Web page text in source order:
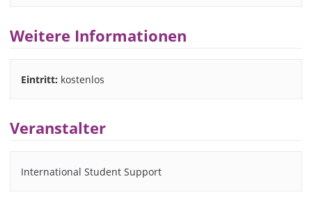
Weitere Informationen
Eintritt: kostenlos
Veranstalter
International Student Support